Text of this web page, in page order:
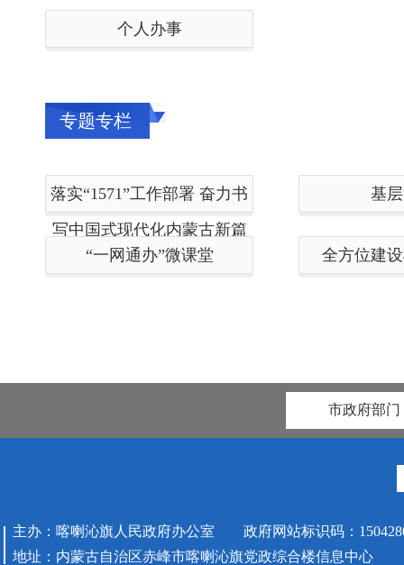
个人办事
专题专栏
落实“1571”工作部署 奋力书
写中国式现代化内蒙古新篇
章
基
“一网通办”微课堂 全方位建
市政府部门
主办：喀喇沁旗人民政府办公室 政府网站标识码：
地址：内蒙古自治区赤峰市喀喇沁旗党政综合楼信息中心